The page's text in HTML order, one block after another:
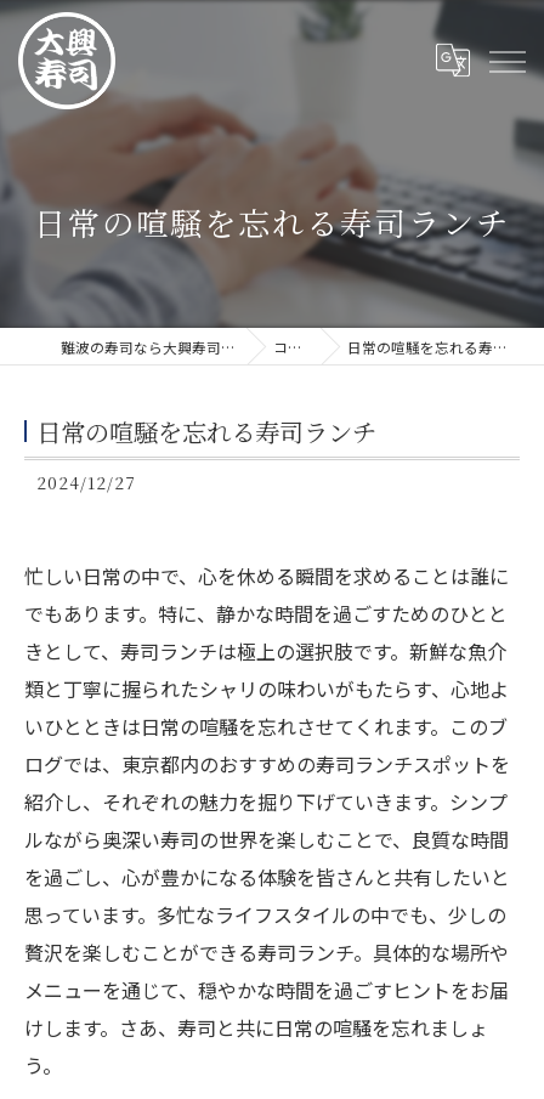
日常の喧騒を忘れる寿司ランチ
難波の寿司なら大興寿司 難波店 コラム 日常の喧騒を忘れる寿司ランチ
日常の喧騒を忘れる寿司ランチ
2024/12/27
忙しい日常の中で、心を休める瞬間を求めることは誰に
でもあります。特に、静かな時間を過ごすためのひとと
きとして、寿司ランチは極上の選択肢です。新鮮な魚介
類と丁寧に握られたシャリの味わいがもたらす、心地よ
いひとときは日常の喧騒を忘れさせてくれます。このブ
ログでは、東京都内のおすすめの寿司ランチスポットを
紹介し、それぞれの魅力を掘り下げていきます。シンプ
ルながら奥深い寿司の世界を楽しむことで、良質な時間
を過ごし、心が豊かになる体験を皆さんと共有したいと
思っています。多忙なライフスタイルの中でも、少しの
贅沢を楽しむことができる寿司ランチ。具体的な場所や
メニューを通じて、穏やかな時間を過ごすヒントをお届
けします。さあ、寿司と共に日常の喧騒を忘れましょ
う。